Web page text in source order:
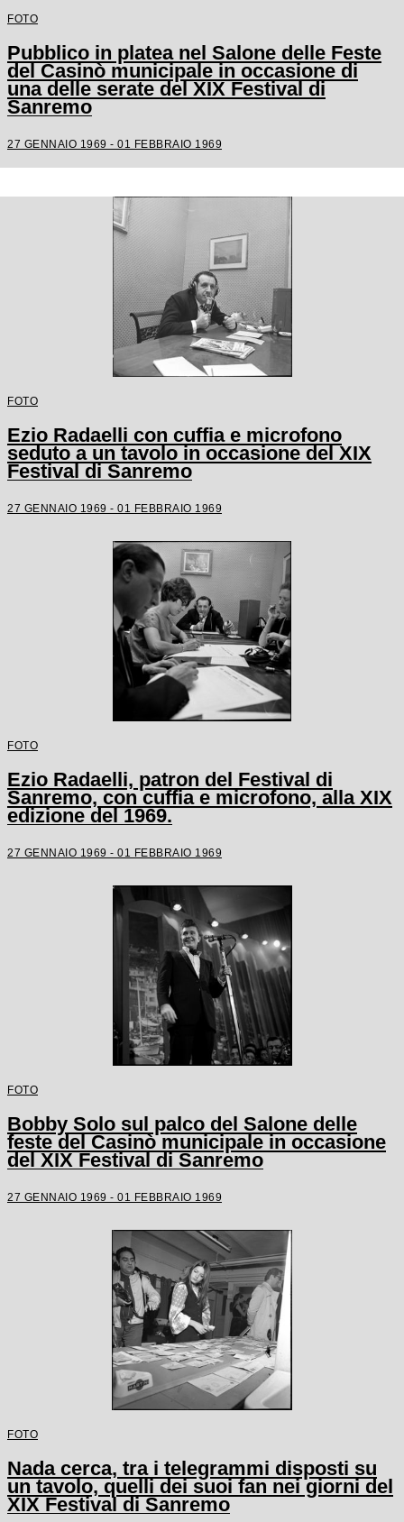
FOTO
Pubblico in platea nel Salone delle Feste
del Casinò municipale in occasione di
una delle serate del XIX Festival di
Sanremo
27 GENNAIO 1969 - 01 FEBBRAIO 1969
FOTO
Ezio Radaelli con cuffia e microfono
seduto a un tavolo in occasione del XIX
Festival di Sanremo
27 GENNAIO 1969 - 01 FEBBRAIO 1969
FOTO
Ezio Radaelli, patron del Festival di
Sanremo, con cuffia e microfono, alla XIX
edizione del 1969.
27 GENNAIO 1969 - 01 FEBBRAIO 1969
FOTO
Bobby Solo sul palco del Salone delle
feste del Casinò municipale in occasione
del XIX Festival di Sanremo
27 GENNAIO 1969 - 01 FEBBRAIO 1969
FOTO
Nada cerca, tra i telegrammi disposti su
un tavolo, quelli dei suoi fan nei giorni del
XIX Festival di Sanremo